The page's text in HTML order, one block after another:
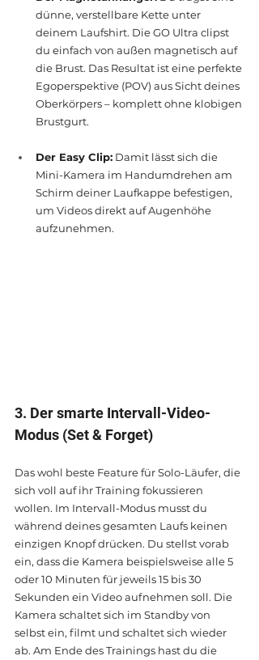
dünne, verstellbare Kette unter
deinem Laufshirt. Die GO Ultra clipst
du einfach von außen magnetisch auf
die Brust. Das Resultat ist eine perfekte
Egoperspektive (POV) aus Sicht deines
Oberkörpers – komplett ohne klobigen
Brustgurt.
Der Easy Clip: Damit lässt sich die
Mini-Kamera im Handumdrehen am
Schirm deiner Laufkappe befestigen,
um Videos direkt auf Augenhöhe
aufzunehmen.
3. Der smarte Intervall-Video-
Modus (Set & Forget)
Das wohl beste Feature für Solo-Läufer, die
sich voll auf ihr Training fokussieren
wollen. Im Intervall-Modus musst du
während deines gesamten Laufs keinen
einzigen Knopf drücken. Du stellst vorab
ein, dass die Kamera beispielsweise alle 5
oder 10 Minuten für jeweils 15 bis 30
Sekunden ein Video aufnehmen soll. Die
Kamera schaltet sich im Standby von
selbst ein, filmt und schaltet sich wieder
ab. Am Ende des Trainings hast du die